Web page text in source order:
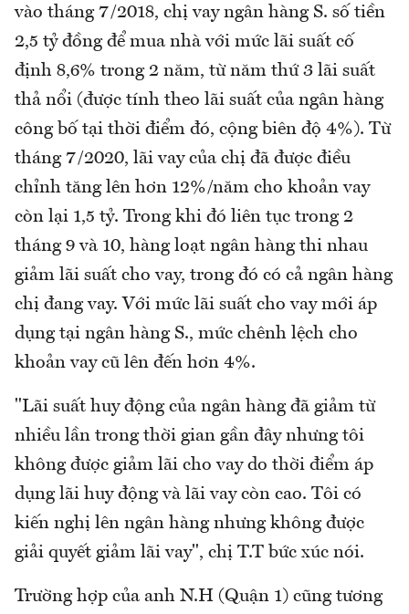
vào tháng 7/2018, chị vay ngân hàng S. số tiền
2,5 tỷ đồng để mua nhà với mức lãi suất cố
định 8,6% trong 2 năm, từ năm thứ 3 lãi suất
thả nổi (được tính theo lãi suất của ngân hàng
công bố tại thời điểm đó, cộng biên độ 4%). Từ
tháng 7/2020, lãi vay của chị đã được điều
chỉnh tăng lên hơn 12%/năm cho khoản vay
còn lại 1,5 tỷ. Trong khi đó liên tục trong 2
tháng 9 và 10, hàng loạt ngân hàng thi nhau
giảm lãi suất cho vay, trong đó có cả ngân hàng
chị đang vay. Với mức lãi suất cho vay mới áp
dụng tại ngân hàng S., mức chênh lệch cho
khoản vay cũ lên đến hơn 4%.
"Lãi suất huy động của ngân hàng đã giảm từ
nhiều lần trong thời gian gần đây nhưng tôi
không được giảm lãi cho vay do thời điểm áp
dụng lãi huy động và lãi vay còn cao. Tôi có
kiến nghị lên ngân hàng nhưng không được
giải quyết giảm lãi vay", chị T.T bức xúc nói.
Trường hợp của anh N.H (Quận 1) cũng tương